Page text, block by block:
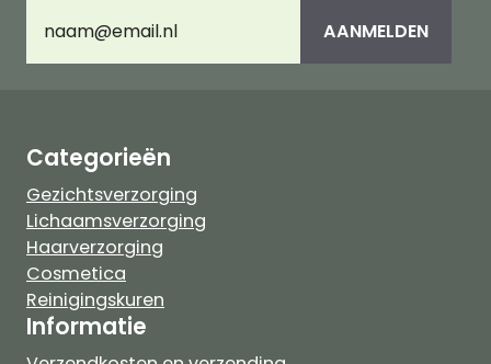
mailadres(Vereist) AANMELDEN
Categorieën
Gezichtsverzorging
Lichaamsverzorging
Haarverzorging
Cosmetica
Reinigingskuren
Informatie